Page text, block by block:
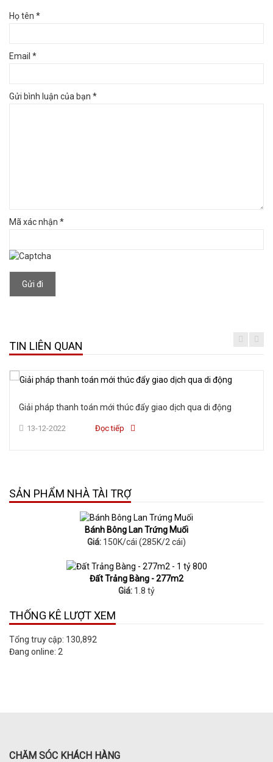
Họ tên *
Email *
Gửi bình luận của bạn *
Mã xác nhận *
Gửi đi
TIN LIÊN QUAN
Giải pháp thanh toán mới thúc đẩy giao dịch qua di động
13-12-2022 Đọc tiếp
SẢN PHẨM NHÀ TÀI TRỢ
Bánh Bông Lan Trứng Muối
Giá: 150K/cái (285K/2 cái)
Đất Trảng Bàng - 277m2
Giá: 1.8 tỷ
THỐNG KÊ LƯỢT XEM
Tổng truy cập: 130,892
Đang online: 2
CHĂM SÓC KHÁCH HÀNG